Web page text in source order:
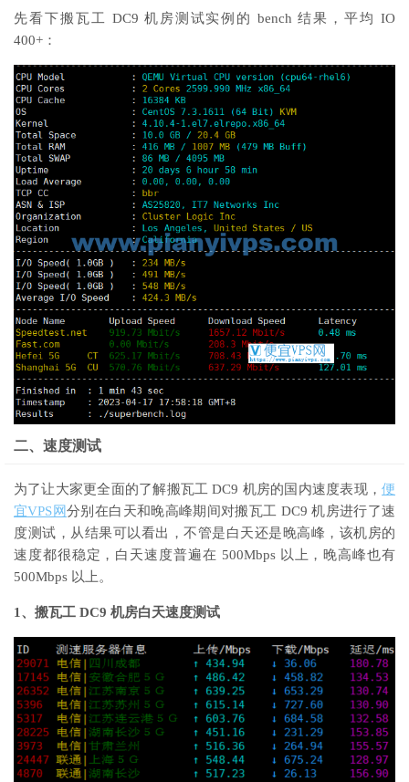
先看下搬瓦工 DC9 机房测试实例的 bench 结果，平均 IO
400+：
二、速度测试
为了让大家更全面的了解搬瓦工 DC9 机房的国内速度表现， 便
宜VPS网分别在白天和晚高峰期间对搬瓦工 DC9 机房进行了速
度测试，从结果可以看出，不管是白天还是晚高峰，该机房的
速度都很稳定，白天速度普遍在 500Mbps 以上，晚高峰也有
500Mbps 以上。
1、搬瓦工 DC9 机房白天速度测试